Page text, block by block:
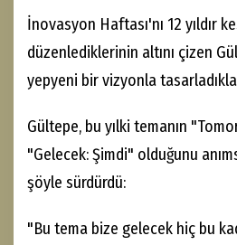
İnovasyon Haftası'nı 12 yıldır
düzenlediklerinin altını çizen
yepyeni bir vizyonla
Gültepe, bu yılki temanın
"Gelecek: Şimdi" olduğunu
şöyle sürdürdü:
"Bu tema bize gelecek hiç bu